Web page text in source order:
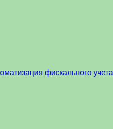
фискального учета